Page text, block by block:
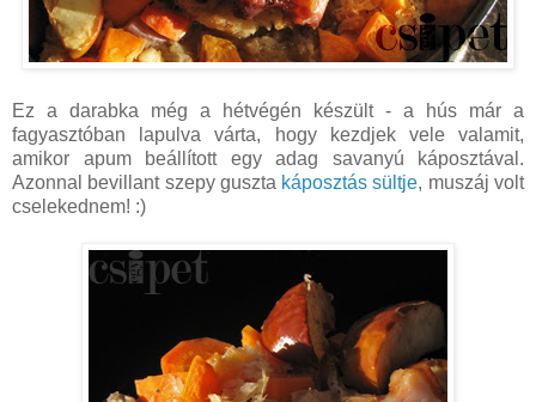
Ez a darabka még a hétvégén készült - a hús már a
fagyasztóban lapulva várta, hogy kezdjek vele valamit,
amikor apum beállított egy adag savanyú káposztával.
Azonnal bevillant szepy guszta káposztás sültje, muszáj volt
cselekednem! :)